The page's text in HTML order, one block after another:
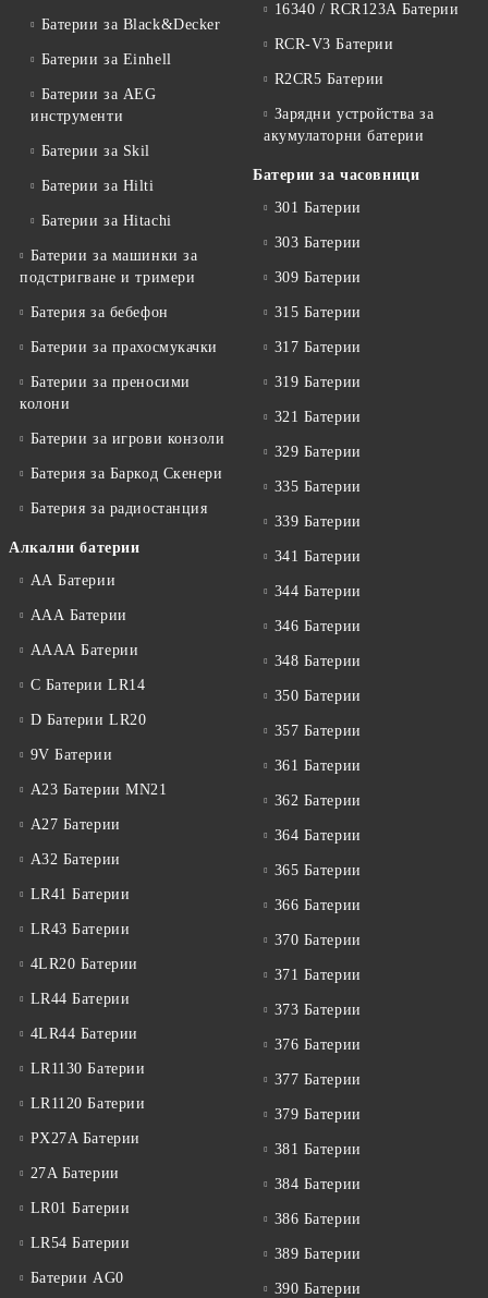
Батерии за Black&Decker
Батерии за Einhell
Батерии за AEG
инструменти
Батерии за Skil
Батерии за Hilti
Батерии за Hitachi
Батерии за машинки за
подстригване и тримери
Батерия за бебефон
Батерии за прахосмукачки
Батерии за преносими
колони
Батерии за игрови конзоли
Батерия за Баркод Скенери
Батерия за радиостанция
Алкални батерии
АА Батерии
ААА Батерии
АААА Батерии
C Батерии LR14
D Батерии LR20
9V Батерии
A23 Батерии MN21
A27 Батерии
A32 Батерии
LR41 Батерии
LR43 Батерии
4LR20 Батерии
LR44 Батерии
4LR44 Батерии
LR1130 Батерии
LR1120 Батерии
PX27A Батерии
27A Батерии
LR01 Батерии
LR54 Батерии
Батерии AG0
16340 / RCR123A Батерии
RCR-V3 Батерии
R2CR5 Батерии
Зарядни устройства за
акумулаторни батерии
Батерии за часовници
301 Батерии
303 Батерии
309 Батерии
315 Батерии
317 Батерии
319 Батерии
321 Батерии
329 Батерии
335 Батерии
339 Батерии
341 Батерии
344 Батерии
346 Батерии
348 Батерии
350 Батерии
357 Батерии
361 Батерии
362 Батерии
364 Батерии
365 Батерии
366 Батерии
370 Батерии
371 Батерии
373 Батерии
376 Батерии
377 Батерии
379 Батерии
381 Батерии
384 Батерии
386 Батерии
389 Батерии
390 Батерии